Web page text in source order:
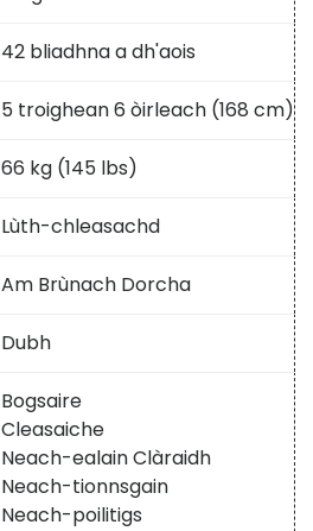
42 bliadhna a dh'aois
5 troighean 6 òirleach (168 cm)
66 kg (145 lbs)
Lùth-chleasachd
Am Brùnach Dorcha
Dubh
Bogsaire
Cleasaiche
Neach-ealain Clàraidh
Neach-tionnsgain
Neach-poilitigs